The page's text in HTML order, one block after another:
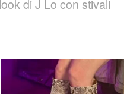
di J Lo con stivali